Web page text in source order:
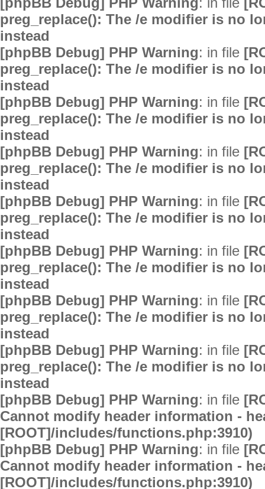
preg_replace(): The /e modifier is no
instead
[phpBB Debug] PHP Warning: in file
preg_replace(): The /e modifier is no
instead
[phpBB Debug] PHP Warning: in file
preg_replace(): The /e modifier is no
instead
[phpBB Debug] PHP Warning: in file
preg_replace(): The /e modifier is no
instead
[phpBB Debug] PHP Warning: in file
preg_replace(): The /e modifier is no
instead
[phpBB Debug] PHP Warning: in file
preg_replace(): The /e modifier is no
instead
[phpBB Debug] PHP Warning: in file
preg_replace(): The /e modifier is no
instead
[phpBB Debug] PHP Warning: in file
preg_replace(): The /e modifier is no
instead
[phpBB Debug] PHP Warning: in file
Cannot modify header information -
[ROOT]/includes/functions.php:3910)
[phpBB Debug] PHP Warning: in file
Cannot modify header information -
[ROOT]/includes/functions.php:3910)